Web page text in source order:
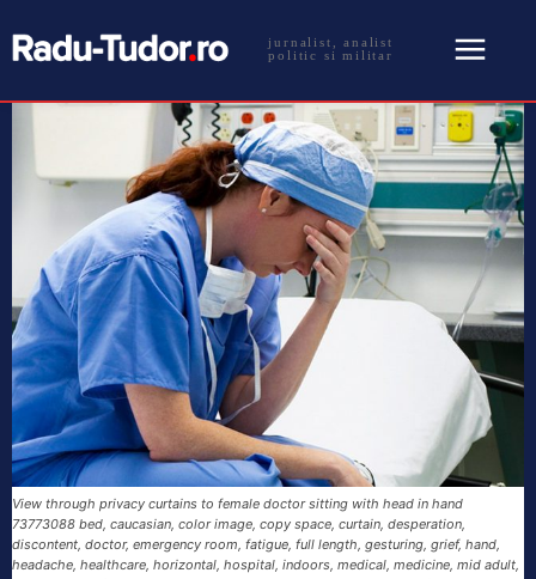
jurnalist, analist
politic si militar
View through privacy curtains to female doctor sitting with head in hand
73773088 bed, caucasian, color image, copy space, curtain, desperation,
discontent, doctor, emergency room, fatigue, full length, gesturing, grief, hand,
headache, healthcare, horizontal, hospital, indoors, medical, medicine, mid adult,